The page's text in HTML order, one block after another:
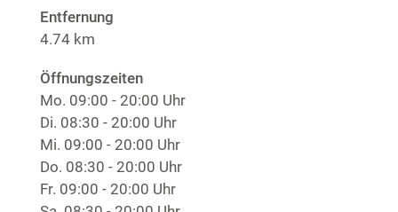
Entfernung
4.74 km
Öffnungszeiten
Mo. 09:00 - 20:00 Uhr
Di. 08:30 - 20:00 Uhr
Mi. 09:00 - 20:00 Uhr
Do. 08:30 - 20:00 Uhr
Fr. 09:00 - 20:00 Uhr